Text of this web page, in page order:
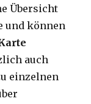
Übersicht
und können
auch
einzelnen